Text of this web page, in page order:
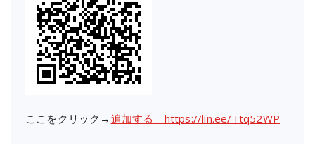
ここをクリック→ 追加する https://lin.ee/Ttq52WP